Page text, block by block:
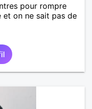
pour rompre
on ne sait pas de